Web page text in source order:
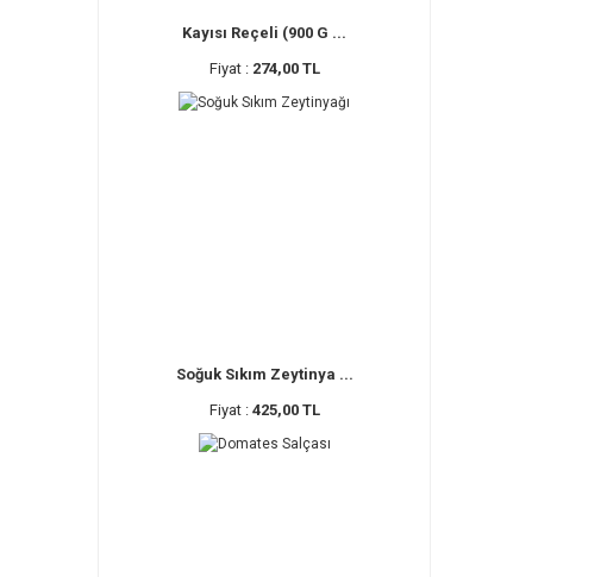
Kayısı Reçeli (900 G ...
Fiyat : 274,00 TL
Soğuk Sıkım Zeytinya ...
Fiyat : 425,00 TL